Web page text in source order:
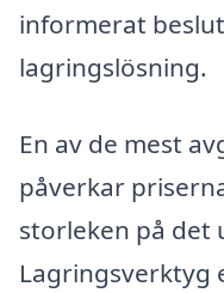
informerat
lagringslösning.
En av de mest
påverkar
storleken på det
Lagringsverktyg